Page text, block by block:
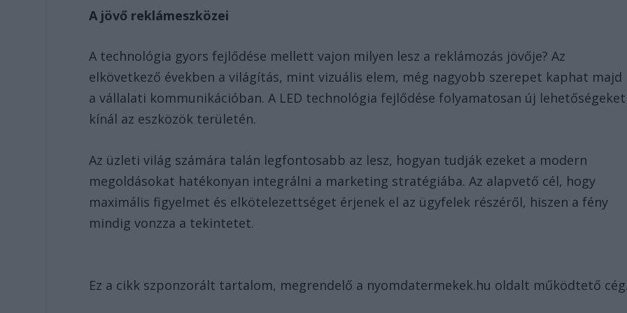
A jövő reklámeszközei
A technológia gyors fejlődése mellett vajon milyen lesz a reklámozás jövője? Az
elkövetkező években a világítás, mint vizuális elem, még nagyobb szerepet kaphat majd
a vállalati kommunikációban. A LED technológia fejlődése folyamatosan új lehetőségeket
kínál az eszközök területén.
Az üzleti világ számára talán legfontosabb az lesz, hogyan tudják ezeket a modern
megoldásokat hatékonyan integrálni a marketing stratégiába. Az alapvető cél, hogy
maximális figyelmet és elkötelezettséget érjenek el az ügyfelek részéről, hiszen a fény
mindig vonzza a tekintetet.
Ez a cikk szponzorált tartalom, megrendelő a nyomdatermekek.hu oldalt működtető